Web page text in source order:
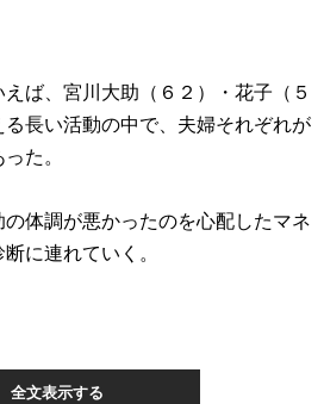
ば、宮川大助（６２）・花子（５
長い活動の中で、夫婦それぞれが
た。
体調が悪かったのを心配したマネ
に連れていく。
全文表示する